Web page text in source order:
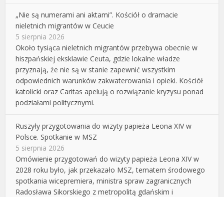
„Nie są numerami ani aktami”. Kościół o dramacie
nieletnich migrantów w Ceucie
5 sierpnia 2026
Około tysiąca nieletnich migrantów przebywa obecnie w
hiszpańskiej eksklawie Ceuta, gdzie lokalne władze
przyznają, że nie są w stanie zapewnić wszystkim
odpowiednich warunków zakwaterowania i opieki. Kościół
katolicki oraz Caritas apelują o rozwiązanie kryzysu ponad
podziałami politycznymi.
Ruszyły przygotowania do wizyty papieża Leona XIV w
Polsce. Spotkanie w MSZ
5 sierpnia 2026
Omówienie przygotowań do wizyty papieża Leona XIV w
2028 roku było, jak przekazało MSZ, tematem środowego
spotkania wicepremiera, ministra spraw zagranicznych
Radosława Sikorskiego z metropolitą gdańskim i